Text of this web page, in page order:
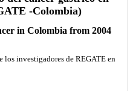
-Colombia)
in Colombia from 2004
los investigadores de REGATE en